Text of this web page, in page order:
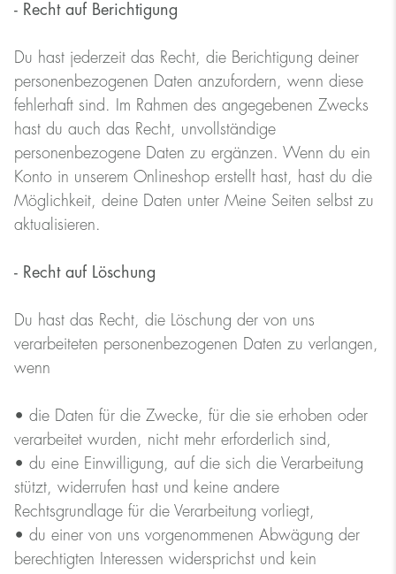
- Recht auf Berichtigung
Du hast jederzeit das Recht, die Berichtigung deiner
personenbezogenen Daten anzufordern, wenn diese
fehlerhaft sind. Im Rahmen des angegebenen Zwecks
hast du auch das Recht, unvollständige
personenbezogene Daten zu ergänzen. Wenn du ein
Konto in unserem Onlineshop erstellt hast, hast du die
Möglichkeit, deine Daten unter Meine Seiten selbst zu
aktualisieren.
- Recht auf Löschung
Du hast das Recht, die Löschung der von uns
verarbeiteten personenbezogenen Daten zu verlangen,
wenn
• die Daten für die Zwecke, für die sie erhoben oder
verarbeitet wurden, nicht mehr erforderlich sind,
• du eine Einwilligung, auf die sich die Verarbeitung
stützt, widerrufen hast und keine andere
Rechtsgrundlage für die Verarbeitung vorliegt,
• du einer von uns vorgenommenen Abwägung der
berechtigten Interessen widersprichst und kein